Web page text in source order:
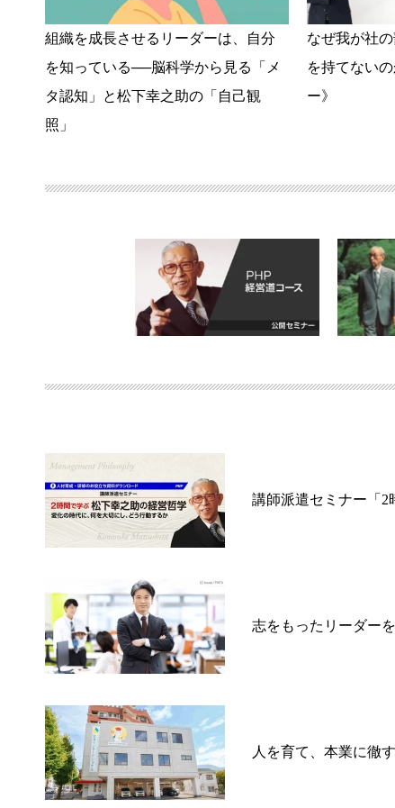
組織を成長させるリーダーは、自分
を知っている──脳科学から見る「メ
タ認知」と松下幸之助の「自己観
照」
なぜ我が社
を持てない
ー》
講師派遣セミナー「2
志をもったリーダー
人を育て、本業に徹